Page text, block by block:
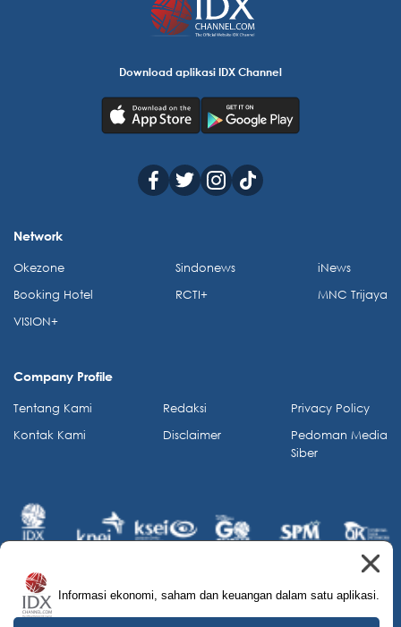
Informasi ekonomi, saham dan keuangan dalam satu aplikasi.
Download aplikasi IDX Channel
Network
Okezone
Booking Hotel
VISION+
Sindonews
RCTI+
iNews
MNC Trijaya
Company Profile
Tentang Kami
Kontak Kami
Redaksi
Disclaimer
Privacy Policy
Pedoman Media
Siber
© 2026 IDX Channel. All Rights Reserved.